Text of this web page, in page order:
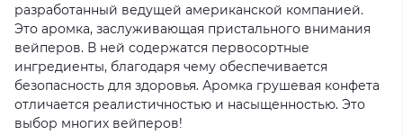
разработанный ведущей американской компанией.
Это аромка, заслуживающая пристального внимания
вейперов. В ней содержатся первосортные
ингредиенты, благодаря чему обеспечивается
безопасность для здоровья. Аромка грушевая конфета
отличается реалистичностью и насыщенностью. Это
выбор многих вейперов!